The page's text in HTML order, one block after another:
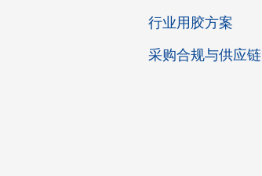
行业用胶方案
采购合规与供应链